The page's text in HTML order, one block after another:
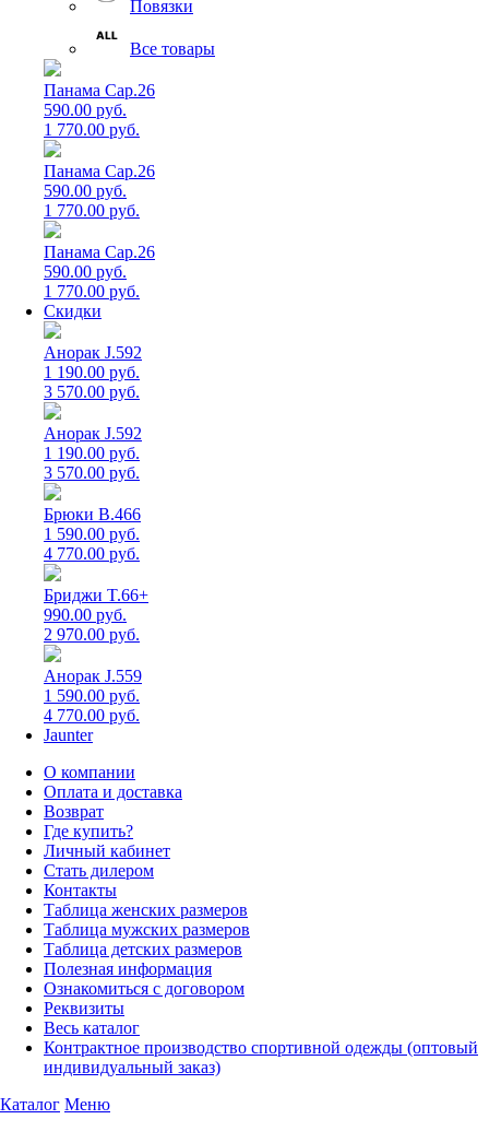
Повязки
Все товары
Панама Cap.26
590.00 руб.
1 770.00 руб.
Панама Cap.26
590.00 руб.
1 770.00 руб.
Панама Cap.26
590.00 руб.
1 770.00 руб.
Скидки
Анорак J.592
1 190.00 руб.
3 570.00 руб.
Анорак J.592
1 190.00 руб.
3 570.00 руб.
Брюки B.466
1 590.00 руб.
4 770.00 руб.
Бриджи T.66+
990.00 руб.
2 970.00 руб.
Анорак J.559
1 590.00 руб.
4 770.00 руб.
Jaunter
О компании
Оплата и доставка
Возврат
Где купить?
Личный кабинет
Стать дилером
Контакты
Таблица женских размеров
Таблица мужских размеров
Таблица детских размеров
Полезная информация
Ознакомиться с договором
Реквизиты
Весь каталог
Контрактное производство спортивной одежды (оптовый
индивидуальный заказ)
Каталог Меню